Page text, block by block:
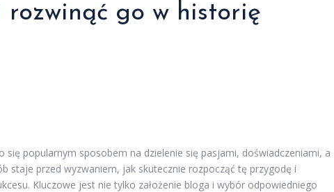
rozwinąć go w historię
się popularnym sposobem na dzielenie się pasjami, doświadczeniami, a
staje przed wyzwaniem, jak skutecznie rozpocząć tę przygodę i
Kluczowe jest nie tylko założenie bloga i wybór odpowiedniego